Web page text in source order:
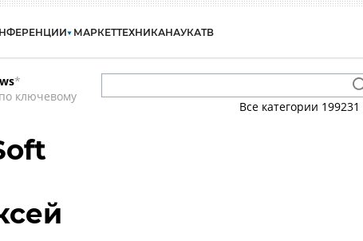
МАРКЕТТЕХНИКАНАУКАТВ
*
ключевому
Все категории 199231